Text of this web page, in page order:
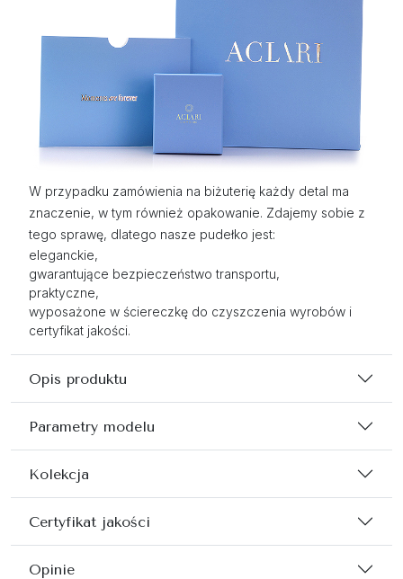
W przypadku zamówienia na biżuterię każdy detal ma
znaczenie, w tym również opakowanie. Zdajemy sobie z
tego sprawę, dlatego nasze pudełko jest:
eleganckie,
gwarantujące bezpieczeństwo transportu,
praktyczne,
wyposażone w ściereczkę do czyszczenia wyrobów i
certyfikat jakości.
Opis produktu
Parametry modelu
Kolekcja
Certyfikat jakości
Opinie